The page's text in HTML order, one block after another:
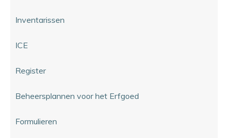
Inventarissen
ICE
Register
Beheersplannen voor het Erfgoed
Formulieren